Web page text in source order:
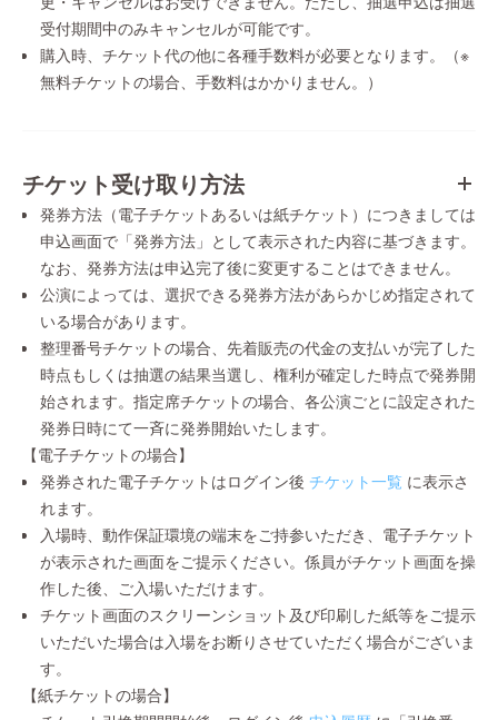
受付期間中のみキャンセルが可能です。
購入時、チケット代の他に各種手数料が必要となります。（※
無料チケットの場合、手数料はかかりません。）
チケット受け取り方法
発券方法（電子チケットあるいは紙チケット）につきましては
申込画面で「発券方法」として表示された内容に基づきます。
なお、発券方法は申込完了後に変更することはできません。
公演によっては、選択できる発券方法があらかじめ指定されて
いる場合があります。
整理番号チケットの場合、先着販売の代金の支払いが完了した
時点もしくは抽選の結果当選し、権利が確定した時点で発券開
始されます。指定席チケットの場合、各公演ごとに設定された
発券日時にて一斉に発券開始いたします。
【電子チケットの場合】
発券された電子チケットはログイン後 チケット一覧 に表示さ
れます。
入場時、動作保証環境の端末をご持参いただき、電子チケット
が表示された画面をご提示ください。係員がチケット画面を操
作した後、ご入場いただけます。
チケット画面のスクリーンショット及び印刷した紙等をご提示
いただいた場合は入場をお断りさせていただく場合がございま
す。
【紙チケットの場合】